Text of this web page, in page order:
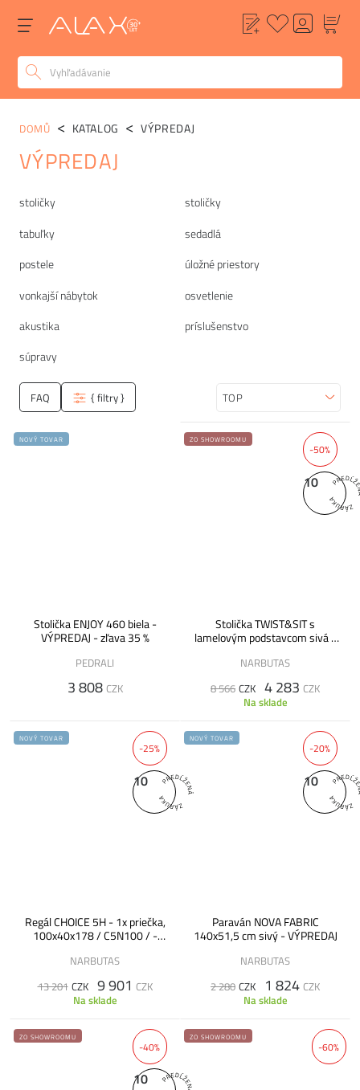
Kategórie
stoličky
stoličky
tabuľky
sedadlá
postele
úložné priestory
vonkajší nábytok
osvetlenie
akustika
príslušenstvo
súpravy
DOMŮ KATALOG VÝPREDAJ
VÝPREDAJ
FAQ { filtry } Zoradiť
NOVÝ TOVAR
Stolička ENJOY 460 biela -
VÝPREDAJ - zľava 35 %
PEDRALI
3 808 CZK
-50%
10
ZO SHOWROOMU
Stolička TWIST&SIT s
lamelovým podstavcom sivá -
VÝPREDAJ
NARBUTAS
8 566 CZK 4 283 CZK
Na sklade
-25%
10
NOVÝ TOVAR
Regál CHOICE 5H - 1x priečka,
100x40x178 / C5N100 / -
NARBUTAS
13 201 CZK 9 901 CZK
Na sklade
-20%
10
NOVÝ TOVAR
Paraván NOVA FABRIC
140x51,5 cm sivý - VÝPREDAJ
NARBUTAS
2 280 CZK 1 824 CZK
Na sklade
-40%
10
ZO SHOWROOMU
-60%
ZO SHOWROOMU